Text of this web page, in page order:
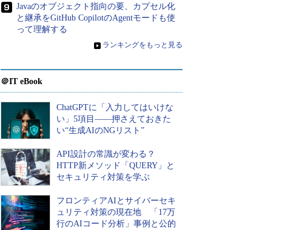
Javaのオブジェクト指向の要、カプセル化
と継承をGitHub CopilotのAgentモードも使
って理解する
» ランキングをもっと見る
＠IT eBook
ChatGPTに「入力してはいけな
い」5項目――押さえておきた
い“生成AIのNGリスト”
API設計の常識が変わる？
HTTP新メソッド「QUERY」と
セキュリティ対策を学ぶ
フロンティアAIとサイバーセキ
ュリティ対策の現在地 「17万
行のAIコード分析」事例と公的